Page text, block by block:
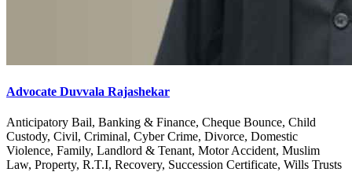
Advocate Duvvala Rajashekar
Anticipatory Bail, Banking & Finance, Cheque Bounce, Child
Custody, Civil, Criminal, Cyber Crime, Divorce, Domestic
Violence, Family, Landlord & Tenant, Motor Accident, Muslim
Law, Property, R.T.I, Recovery, Succession Certificate, Wills Trusts